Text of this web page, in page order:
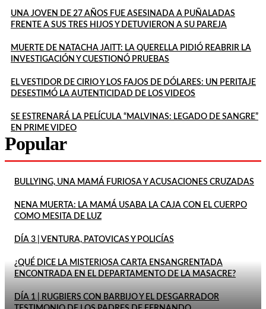
UNA JOVEN DE 27 AÑOS FUE ASESINADA A PUÑALADAS
FRENTE A SUS TRES HIJOS Y DETUVIERON A SU PAREJA
MUERTE DE NATACHA JAlTT: LA QUERELLA PIDIÓ REABRIR LA
INVESTIGACIÓN Y CUESTIONÓ PRUEBAS
EL VESTIDOR DE CIRIO Y LOS FAJOS DE DÓLARES: UN PERITAJE
DESESTIMÓ LA AUTENTICIDAD DE LOS VIDEOS
SE ESTRENARÁ LA PELÍCULA “MALVINAS: LEGADO DE SANGRE”
EN PRIME VIDEO
Popular
BULLYING, UNA MAMÁ FURIOSA Y ACUSACIONES CRUZADAS
NENA MUERTA: LA MAMÁ USABA LA CAJA CON EL CUERPO
COMO MESITA DE LUZ
DÍA 3 | VENTURA, PATOVICAS Y POLICÍAS
¿QUÉ DICE LA MISTERIOSA CARTA ENSANGRENTADA
ENCONTRADA EN EL DEPARTAMENTO DE LA MASACRE?
DÍA 1 | RUGBIERS CON BARBIJO Y EL DESGARRADOR